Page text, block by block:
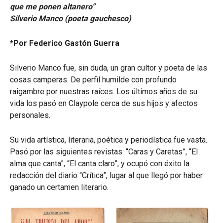
que me ponen altanero”
Silverio Manco (poeta gauchesco)
*Por Federico Gastón Guerra
Silverio Manco fue, sin duda, un gran cultor y poeta de las
cosas camperas. De perfil humilde con profundo
raigambre por nuestras raíces. Los últimos años de su
vida los pasó en Claypole cerca de sus hijos y afectos
personales.
Su vida artística, literaria, poética y periodística fue vasta.
Pasó por las siguientes revistas: “Caras y Caretas”, “El
alma que canta”, “El canta claro”, y ocupó con éxito la
redacción del diario “Crítica”, lugar al que llegó por haber
ganado un certamen literario.